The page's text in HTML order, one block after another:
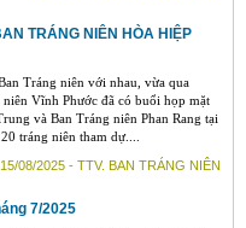
TRÁNG NIÊN HÒA HIỆP
Tráng niên với nhau, vừa qua
Vĩnh Phước đã có buổi họp mặt
và Ban Tráng niên Phan Rang tại
tráng niên tham dự....
15/08/2025 - TTV. BAN TRÁNG NIÊN
7/2025